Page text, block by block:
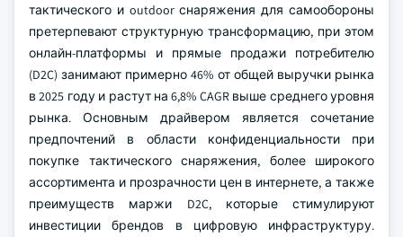
тактического и outdoor снаряжения для самообороны
претерпевают структурную трансформацию, при этом
онлайн-платформы и прямые продажи потребителю
(D2C) занимают примерно 46% от общей выручки рынка
в 2025 году и растут на 6,8% CAGR выше среднего уровня
рынка. Основным драйвером является сочетание
предпочтений в области конфиденциальности при
покупке тактического снаряжения, более широкого
ассортимента и прозрачности цен в интернете, а также
преимуществ маржи D2C, которые стимулируют
инвестиции брендов в цифровую инфраструктуру.